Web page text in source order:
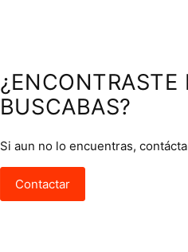
¿ENCONTRASTE
BUSCABAS?
Si aun no lo encuentras,
Contactar